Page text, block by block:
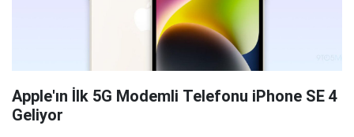
Apple'ın İlk 5G Modemli Telefonu iPhone SE 4
Geliyor